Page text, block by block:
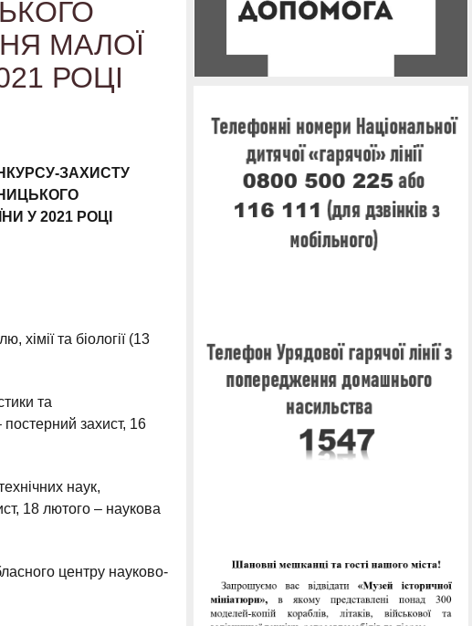
МАЛОЇ
РОЦІ
ЗАХИСТУ
У 2021 РОЦІ
хімії та біології (13
та
постерний захист, 16
наук,
18 лютого – наукова
центру науково-